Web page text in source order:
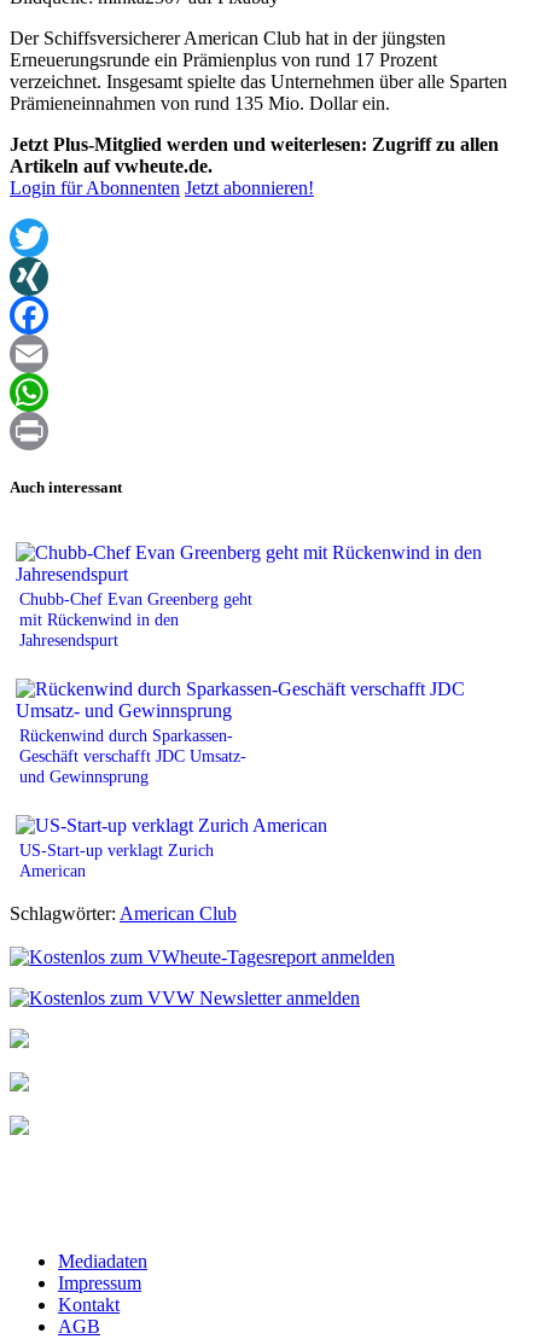
Der Schiffsversicherer American Club hat in der jüngsten
Erneuerungsrunde ein Prämienplus von rund 17 Prozent
verzeichnet. Insgesamt spielte das Unternehmen über alle Sparten
Prämieneinnahmen von rund 135 Mio. Dollar ein.
Jetzt Plus-Mitglied werden und weiterlesen: Zugriff zu allen
Artikeln auf vwheute.de.
Login für Abonnenten Jetzt abonnieren!
Twitter
XING
Facebook
Email
WhatsApp
Auch interessant
Chubb-Chef Evan Greenberg geht
mit Rückenwind in den
Jahresendspurt
Rückenwind durch Sparkassen-
Geschäft verschafft JDC Umsatz-
und Gewinnsprung
US-Start-up verklagt Zurich
American
Schlagwörter: American Club
Mediadaten
Impressum
Kontakt
AGB